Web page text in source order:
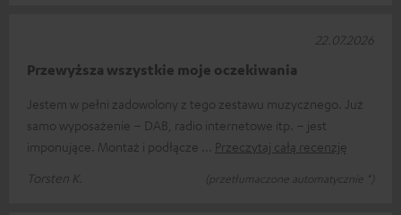
Przewyższa wszystkie moje oczekiwania
Jestem w pełni zadowolony z tego zestawu muzycznego. Już
samo wyposażenie – DAB, radio internetowe itp. – jest
imponujące. Montaż i podłącze
Przeczytaj całą recenzję
Torsten K.
(przetłumaczone automatycznie *)
22.07.2026